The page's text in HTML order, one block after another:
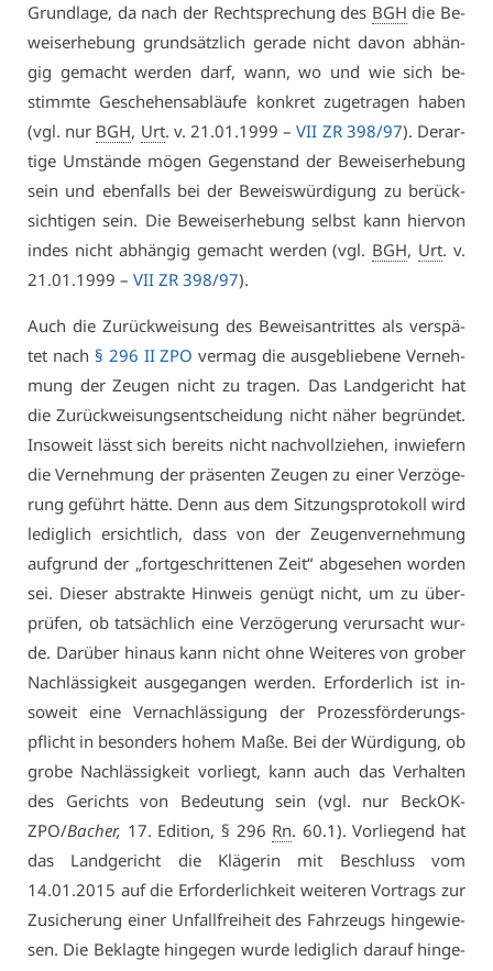
Grund­la­ge, da nach der Recht­spre­chung des BGH die Be­
weis­er­he­bung grund­sätz­lich ge­ra­de nicht da­von ab­hän­
gig ge­macht wer­den darf, wann, wo und wie sich be­
stimm­te Ge­sche­hens­ab­läu­fe kon­kret zu­ge­tra­gen ha­ben
(vgl. nur BGH, Urt. v. 21.01.1999 –VII ZR 398/97). Der­ar­
ti­ge Um­stän­de mö­gen Ge­gen­stand der Be­weis­er­he­bung
sein und eben­falls bei der Be­weis­wür­di­gung zu be­rück­
sich­ti­gen sein. Die Be­weis­er­he­bung selbst kann hier­von
in­des nicht ab­hän­gig ge­macht wer­den (vgl. BGH, Urt. v.
21.01.1999 – VII ZR 398/97).
Auch die Zu­rück­wei­sung des Be­weis­an­trit­tes als ver­spä­
tet nach § 296 II ZPO ver­mag die aus­ge­blie­be­ne Ver­neh­
mung der Zeu­gen nicht zu tra­gen. Das Land­ge­richt hat
die Zu­rück­wei­sungs­ent­schei­dung nicht nä­her be­grün­det.
In­so­weit lässt sich be­reits nicht nach­voll­zie­hen, in­wie­fern
die Ver­neh­mung der prä­sen­ten Zeu­gen zu ei­ner Ver­zö­ge­
rung ge­führt hät­te. Denn aus dem Sit­zungs­pro­to­koll wird
le­dig­lich er­sicht­lich, dass von der Zeu­gen­ver­neh­mung
auf­grund der „fort­ge­schrit­te­nen Zeit“ ab­ge­se­hen wor­den
sei. Die­ser abs­trak­te Hin­weis ge­nügt nicht, um zu über­
prü­fen, ob tat­säch­lich ei­ne Ver­zö­ge­rung ver­ur­sacht wur­
de. Dar­über hin­aus kann nicht oh­ne Wei­te­res von gro­ber
Nach­läs­sig­keit aus­ge­gan­gen wer­den. Er­for­der­lich ist in­
so­weit ei­ne Ver­nach­läs­si­gung der Pro­zess­för­de­rungs­
pflicht in be­son­ders ho­hem Ma­ße. Bei der Wür­di­gung, ob
gro­be Nach­läs­sig­keit vor­liegt, kann auch das Ver­hal­ten
des Ge­richts von Be­deu­tung sein (vgl. nur Be­ckOK-
ZPO/Ba­cher, 17. Edi­ti­on, § 296 Rn. 60.1). Vor­lie­gend hat
das Land­ge­richt die Klä­ge­rin mit Be­schluss vom
14.01.2015 auf die Er­for­der­lich­keit wei­te­ren Vor­trags zur
Zu­si­che­rung ei­ner Un­fall­frei­heit des Fahr­zeugs hin­ge­wie­
sen. Die Be­klag­te hin­ge­gen wur­de le­dig­lich dar­auf hin­ge­